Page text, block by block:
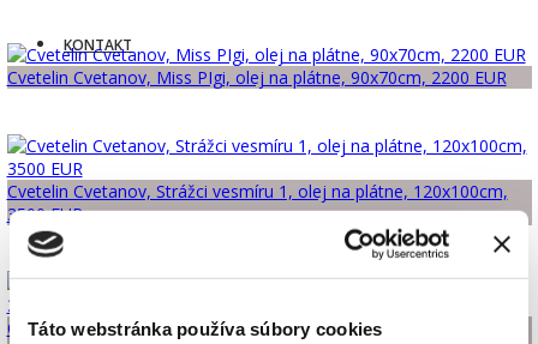
Táto webstránka používa súbory cookies
KONTAKT
Cvetelin Cvetanov, Miss PIgi, olej na plátne, 90x70cm, 2200 EUR
Cvetelin Cvetanov, Strážci vesmíru 1, olej na plátne, 120x100cm,
3500 EUR
Cvetelin Cvetanov, Strážci vesmíru 2, olej na plátne, 120x100cm,